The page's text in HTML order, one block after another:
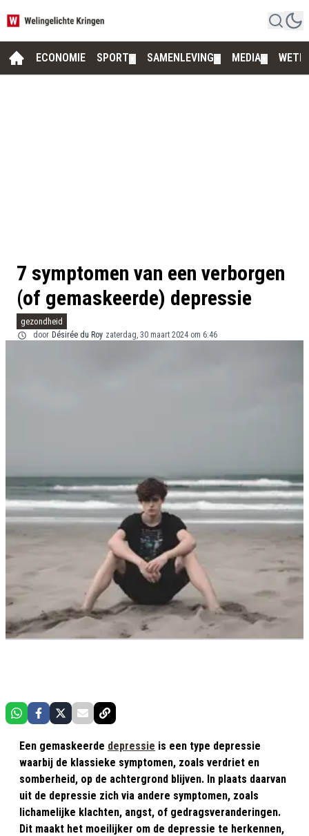
ECONOMIE SPORT SAMENLEVING MEDIA
7 symptomen van een verborgen
(of gemaskeerde) depressie
gezondheid
door Désirée du Roy zaterdag, 30 maart 2024 om 6:46
Een gemaskeerde depressie is een type depressie
waarbij de klassieke symptomen, zoals verdriet en
somberheid, op de achtergrond blijven. In plaats daarvan
uit de depressie zich via andere symptomen, zoals
lichamelijke klachten, angst, of gedragsveranderingen.
Dit maakt het moeilijker om de depressie te herkennen,